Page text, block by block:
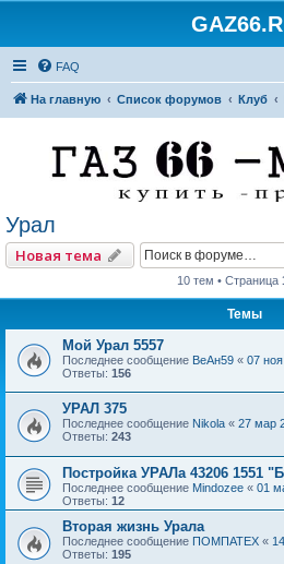
FAQ
На главную Список форумов Клуб
Урал
Новая тема
10 тем • Страница
Темы
Мой Урал 5557
Последнее сообщение ВеАн59 « 07
Ответы: 156
УРАЛ 375
Последнее сообщение Nikola « 27 мар
Ответы: 243
Постройка УРАЛа 43206 1551
Последнее сообщение Mindozee « 01
Ответы: 12
Вторая жизнь Урала
Последнее сообщение ПОМПАТЕХ «
Ответы: 195